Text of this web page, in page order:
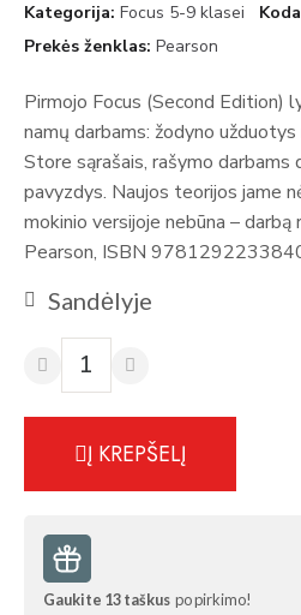
Kategorija Focus 5-9 klasei
Prekės ženklas Pearson
Pirmojo Focus (Second Edition)
namų darbams: žodyno
Store sąrašais, rašymo darbams
pavyzdys. Naujos teorijos jame
mokinio versijoje nebūna –
Pearson, ISBN
Sandėlyje
Į KREPŠELĮ
Gaukite 13taškus po pirkimo!